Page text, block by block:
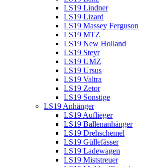
LS19 Lindner
LS19 Lizard
LS19 Massey Ferguson
LS19 MTZ
LS19 New Holland
LS19 Steyr
LS19 UMZ
LS19 Ursus
LS19 Valtra
LS19 Zetor
LS19 Sonstige
LS19 Anhänger
LS19 Auflieger
LS19 Ballenanhänger
LS19 Drehschemel
LS19 Güllefässer
LS19 Ladewagen
LS19 Miststreuer